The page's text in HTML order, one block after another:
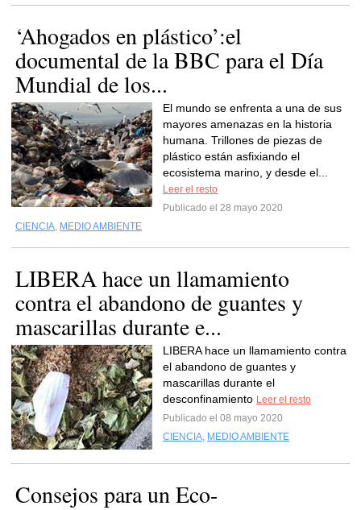
‘Ahogados en plástico’:el
documental de la BBC para el Día
Mundial de los...
El mundo se enfrenta a una de sus
mayores amenazas en la historia
humana. Trillones de piezas de
plástico están asfixiando el
ecosistema marino, y desde el...
Leer el resto
Publicado el 28 mayo 2020
CIENCIA, MEDIO AMBIENTE
LIBERA hace un llamamiento
contra el abandono de guantes y
mascarillas durante e...
LIBERA hace un llamamiento contra
el abandono de guantes y
mascarillas durante el
desconfinamiento Leer el resto
Publicado el 08 mayo 2020
CIENCIA, MEDIO AMBIENTE
Consejos para un Eco-